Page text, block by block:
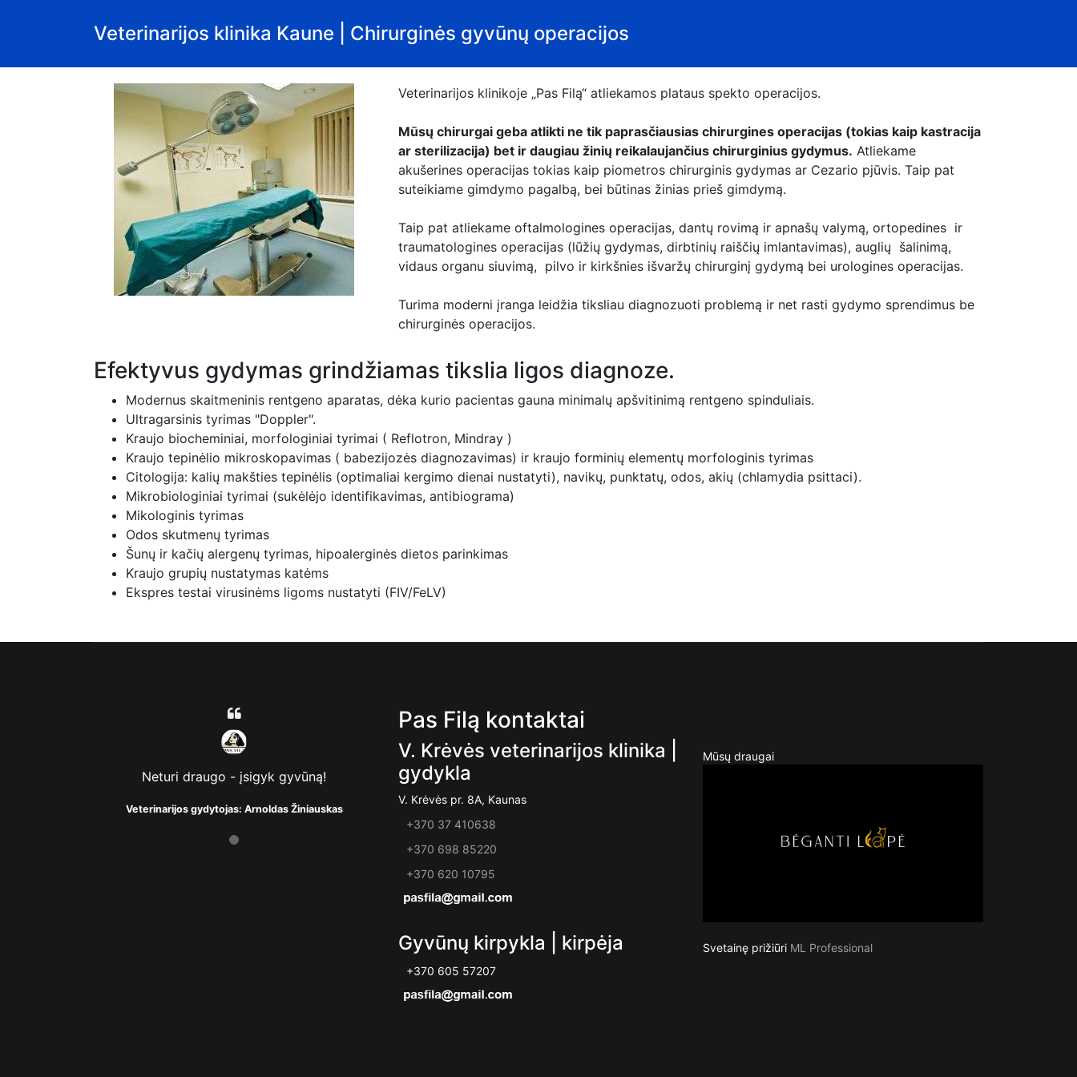
Veterinarijos klinika Kaune | Chirurginės gyvūnų operacijos
Veterinarijos klinikoje „Pas Filą“ atliekamos plataus spekto operacijos.
Mūsų chirurgai geba atlikti ne tik paprasčiausias chirurgines operacijas (tokias kaip kastracija
ar sterilizacija) bet ir daugiau žinių reikalaujančius chirurginius gydymus. Atliekame
akušerines operacijas tokias kaip piometros chirurginis gydymas ar Cezario pjūvis. Taip pat
suteikiame gimdymo pagalbą, bei būtinas žinias prieš gimdymą.
Taip pat atliekame oftalmologines operacijas, dantų rovimą ir apnašų valymą, ortopedines ir
traumatologines operacijas (lūžių gydymas, dirbtinių raiščių imlantavimas), auglių šalinimą,
vidaus organu siuvimą, pilvo ir kirkšnies išvaržų chirurginį gydymą bei urologines operacijas.
Turima moderni įranga leidžia tiksliau diagnozuoti problemą ir net rasti gydymo sprendimus be
chirurginės operacijos.
Efektyvus gydymas grindžiamas tikslia ligos diagnoze.
Modernus skaitmeninis rentgeno aparatas, dėka kurio pacientas gauna minimalų apšvitinimą rentgeno spinduliais.
Ultragarsinis tyrimas "Doppler".
Kraujo biocheminiai, morfologiniai tyrimai ( Reflotron, Mindray )
Kraujo tepinėlio mikroskopavimas ( babezijozės diagnozavimas) ir kraujo forminių elementų morfologinis tyrimas
Citologija: kalių makšties tepinėlis (optimaliai kergimo dienai nustatyti), navikų, punktatų, odos, akių (chlamydia psittaci).
Mikrobiologiniai tyrimai (sukėlėjo identifikavimas, antibiograma)
Mikologinis tyrimas
Odos skutmenų tyrimas
Šunų ir kačių alergenų tyrimas, hipoalerginės dietos parinkimas
Kraujo grupių nustatymas katėms
Ekspres testai virusinėms ligoms nustatyti (FIV/FeLV)
Neturi draugo - įsigyk gyvūną!
Veterinarijos gydytojas: Arnoldas Žiniauskas
Pas Filą kontaktai
V. Krėvės veterinarijos klinika |
gydykla
V. Krėvės pr. 8A, Kaunas
+370 37 410638
+370 698 85220
+370 620 10795
Gyvūnų kirpykla | kirpėja
+370 605 57207
Mūsų draugai
Svetainę prižiūri ML Professional